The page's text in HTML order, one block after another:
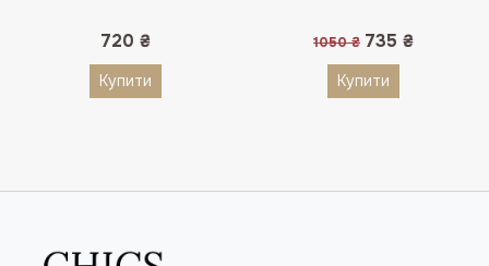
720 ₴
Купити
1050₴ Оригінальна
1050 ₴.
735 ₴Поточна
Купити